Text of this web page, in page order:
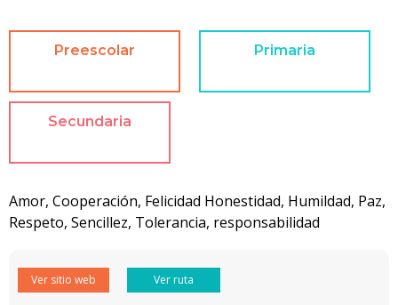
Preescolar Primaria
Secundaria
Amor, Cooperación, Felicidad Honestidad, Humildad, Paz,
Respeto, Sencillez, Tolerancia, responsabilidad
Ver sitio web Ver ruta